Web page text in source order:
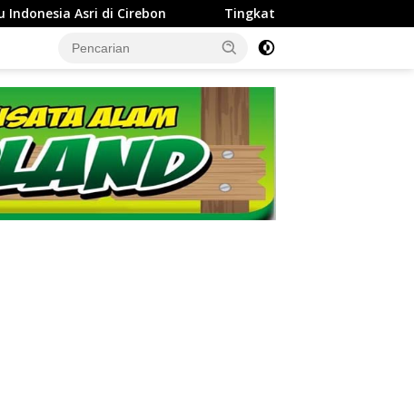
‎Tingkatkan Kinerja dan Integritas Manajer, Perumda Tirta